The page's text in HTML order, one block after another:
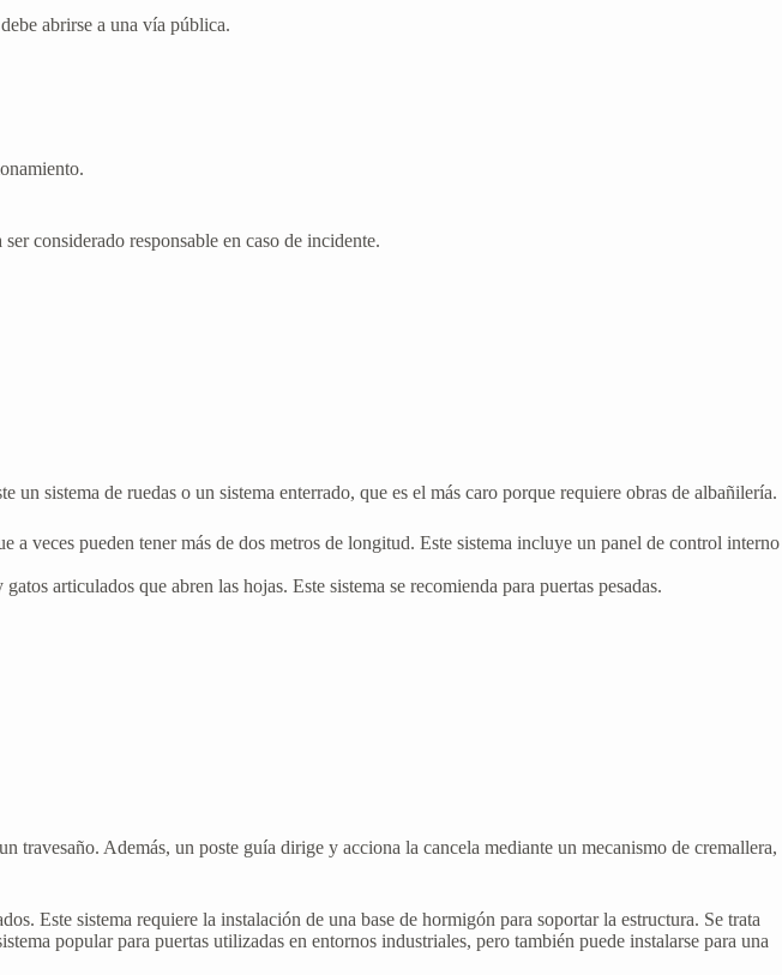
abrirse a una vía pública.
considerado responsable en caso de incidente.
sistema de ruedas o un sistema enterrado, que es el más caro porque requiere obras de albañilería.
a veces pueden tener más de dos metros de longitud. Este sistema incluye un panel de control interno
articulados que abren las hojas. Este sistema se recomienda para puertas pesadas.
Además, un poste guía dirige y acciona la cancela mediante un mecanismo de cremallera,
Este sistema requiere la instalación de una base de hormigón para soportar la estructura. Se trata
popular para puertas utilizadas en entornos industriales, pero también puede instalarse para una